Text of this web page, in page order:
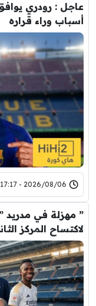
أسباب وراء قراره
2026/08/06 - 17:17
” مهزلة في مدريد
لاكتساح المركز